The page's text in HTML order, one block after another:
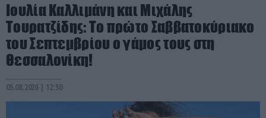
Ιουλία Καλλιμάνη και Μιχάλης
Τουρατζίδης: Το πρώτο Σαββατοκύριακο
του Σεπτεμβρίου ο γάμος τους στη
Θεσσαλονίκη!
05.08.2026 | 12:50